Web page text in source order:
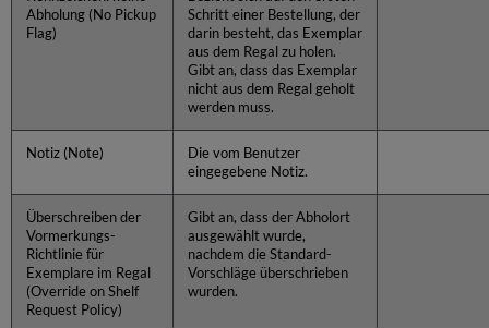
Abholung (No Pickup
Flag)
Schritt einer Bestellung, der
darin besteht, das Exemplar
aus dem Regal zu holen.
Gibt an, dass das Exemplar
nicht aus dem Regal geholt
werden muss.
Notiz (Note)
Die vom Benutzer
eingegebene Notiz.
Überschreiben der
Vormerkungs-
Richtlinie für
Exemplare im Regal
(Override on Shelf
Request Policy)
Gibt an, dass der Abholort
ausgewählt wurde,
nachdem die Standard-
Vorschläge überschrieben
wurden.